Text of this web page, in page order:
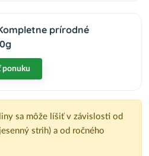
prírodné
ponuku
sa môže líšiť v závislosti od
strih) a od ročného